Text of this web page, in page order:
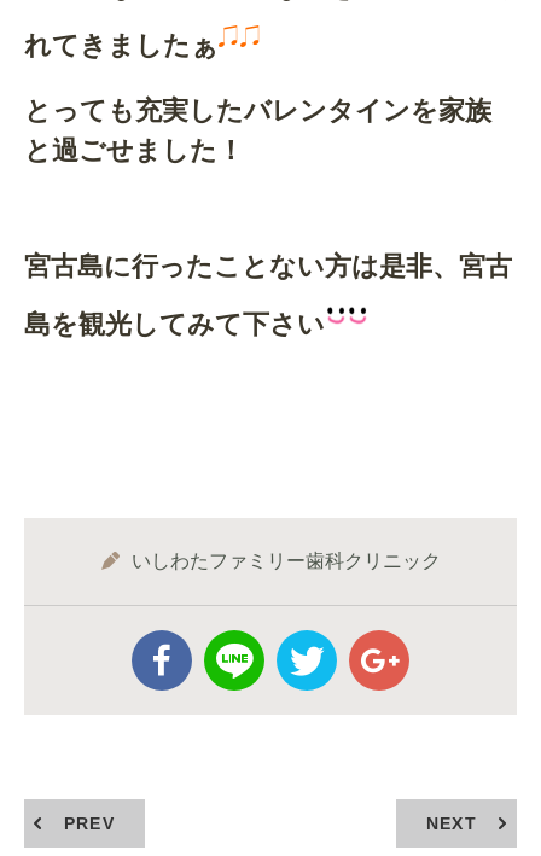
れてきましたぁ
とっても充実したバレンタインを家族
と過ごせました！
宮古島に行ったことない方は是非、宮古
島を観光してみて下さい
いしわたファミリー歯科クリニック
PREV NEXT